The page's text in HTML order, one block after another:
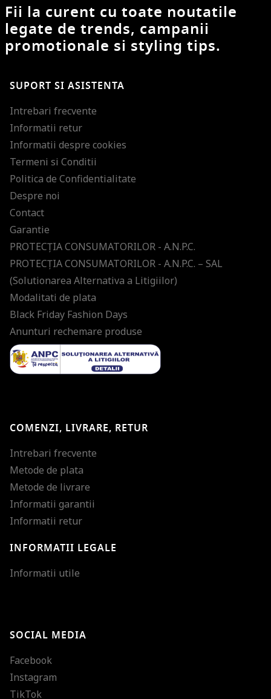
Fii la curent cu toate noutatile
legate de trends, campanii
promotionale si styling tips.
SUPORT SI ASISTENTA
Intrebari frecvente
Informatii retur
Informatii despre cookies
Termeni si Conditii
Politica de Confidentialitate
Despre noi
Contact
Garantie
PROTECŢIA CONSUMATORILOR - A.N.P.C.
PROTECŢIA CONSUMATORILOR - A.N.P.C. – SAL
(Solutionarea Alternativa a Litigiilor)
Modalitati de plata
Black Friday Fashion Days
Anunturi rechemare produse
COMENZI, LIVRARE, RETUR
Intrebari frecvente
Metode de plata
Metode de livrare
Informatii garantii
Informatii retur
INFORMATII LEGALE
Informatii utile
SOCIAL MEDIA
Facebook
Instagram
TikTok